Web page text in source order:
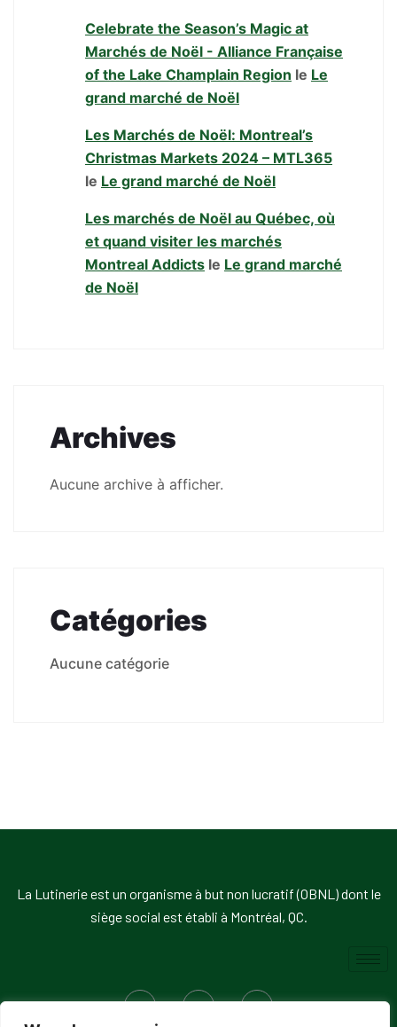
Celebrate the Season’s Magic at
Marchés de Noël - Alliance Française
of the Lake Champlain Region le Le
grand marché de Noël
Les Marchés de Noël: Montreal’s
Christmas Markets 2024 – MTL365
le Le grand marché de Noël
Les marchés de Noël au Québec, où
et quand visiter les marchés
Montreal Addicts le Le grand marché
de Noël
Archives
Aucune archive à afficher.
Catégories
Aucune catégorie
La Lutinerie est un organisme à but non lucratif (OBNL) dont le
siège social est établi à Montréal, QC.